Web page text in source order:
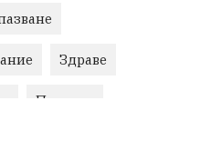
Здраве
Протест